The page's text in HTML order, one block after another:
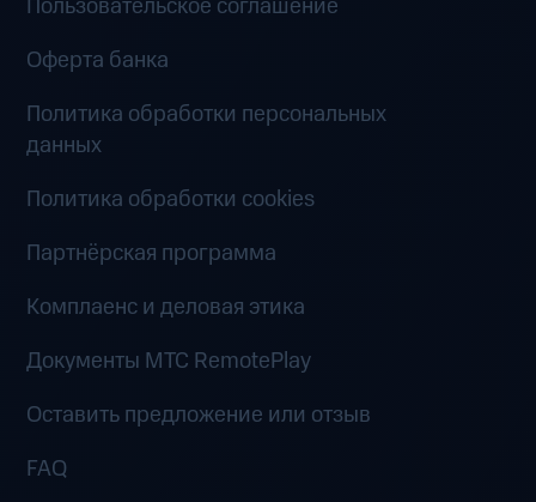
Пользовательское соглашение
Оферта банка
Политика обработки персональных
данных
Политика обработки cookies
Партнёрская программа
Комплаенс и деловая этика
Документы MTC RemotePlay
Оставить предложение или отзыв
FAQ